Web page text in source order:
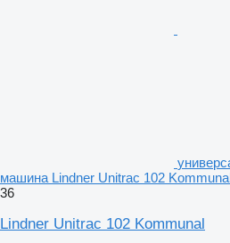
машина Lindner Unitrac 102
36
Lindner Unitrac 102 Kommunal